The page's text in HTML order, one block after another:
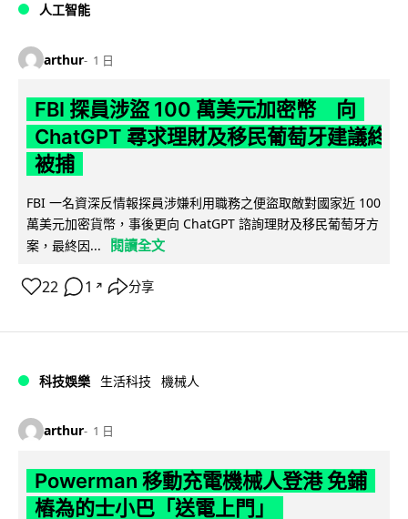
人工智能
arthur 1 日
FBI 探員涉盜 100 萬美元加密幣 向
ChatGPT 尋求理財及移民葡萄牙建議終
被捕
FBI 一名資深反情報探員涉嫌利用職務之便盜取敵對國家近 100
萬美元加密貨幣，事後更向 ChatGPT 諮詢理財及移民葡萄牙方
案，最終因...
閱讀全文
22 1 ↗ 分享
科技娛樂 生活科技 機械人
arthur 1 日
Powerman 移動充電機械人登港 免鋪
樁為的士小巴「送電上門」